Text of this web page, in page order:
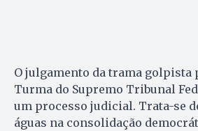
O julgamento da trama golpista
Turma do Supremo Tribunal
um processo judicial. Trata-se
águas na consolidação